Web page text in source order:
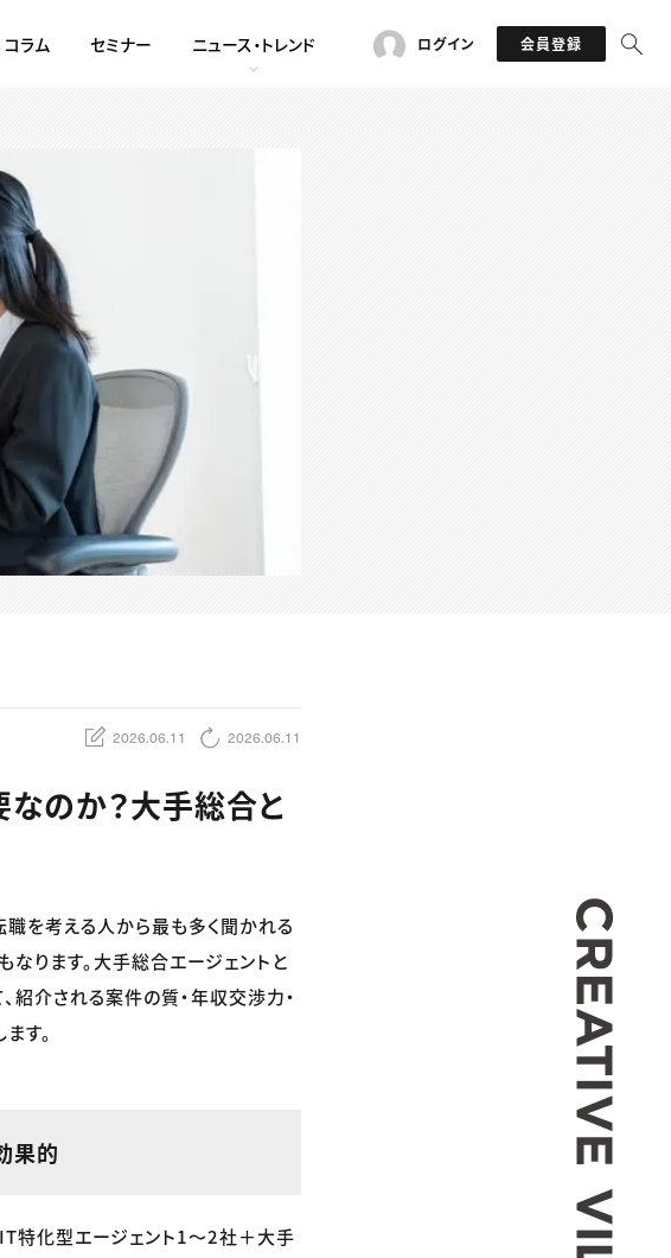
ラム セミナー ニュース・トレンド ログイン 会員登録
2026.06.11 2026.06.11
のか？大手総合と
職を考える人から最も多く聞かれる
ります。大手総合エージェントと
紹介される案件の質・年収交渉力・
す。
果的
特化型エージェント1〜2社＋大手